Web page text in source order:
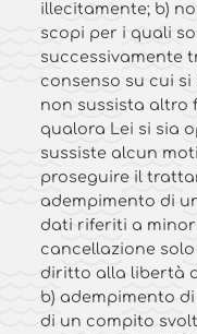
illecitamente; b)
scopi per i quali
successivamente
consenso su cui
non sussista altro
qualora Lei si sia
sussiste alcun
proseguire il
adempimento di
dati riferiti a
cancellazione
diritto alla libertà
b) adempimento
di un compito